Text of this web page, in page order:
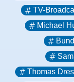
TV-
Michael
Thomas